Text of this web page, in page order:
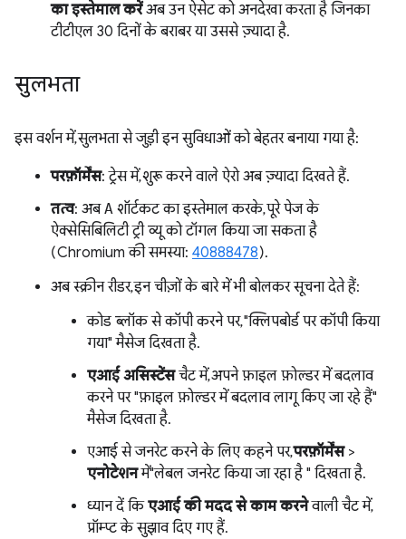
का इस्तेमाल करेंअब उन ऐसेट को अनदेखा करता है जिनका
टीटीएल 30 दिनों के बराबर या उससे ज़्यादा है.
सुलभता
इस वर्शन में, सुलभता से जुड़ी इन सुविधाओं को बेहतर बनाया गया है:
परफ़ॉर्मेंस: ट्रेस में, शुरू करने वाले ऐरो अब ज़्यादा दिखते हैं.
तत्व: अबA शॉर्टकट का इस्तेमाल करके, पूरे पेज के
ऐक्सेसिबिलिटी ट्री व्यू को टॉगल किया जा सकता है
(Chromium की समस्या: 40888478).
अब स्क्रीन रीडर, इन चीज़ों के बारे में भी बोलकर सूचना देते हैं:
कोड ब्लॉक से कॉपी करने पर, "क्लिपबोर्ड पर कॉपी किया
गया" मैसेज दिखता है.
एआई असिस्टेंसचैट में, अपने फ़ाइल फ़ोल्डर में बदलाव
करने पर "फ़ाइल फ़ोल्डर में बदलाव लागू किए जा रहे हैं"
मैसेज दिखता है.
एआई से जनरेट करने के लिए कहने पर,परफ़ॉर्मेंस>
एनोटेशनमें"लेबल जनरेट किया जा रहा है " दिखता है.
ध्यान दें किएआई की मदद से काम करनेवाली चैट में,
प्रॉम्प्ट के सुझाव दिए गए हैं.